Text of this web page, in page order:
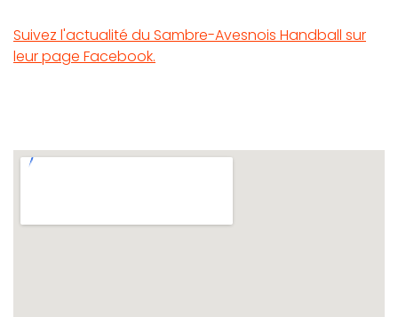
Suivez l'actualité du Sambre-Avesnois Handball sur
leur page Facebook.